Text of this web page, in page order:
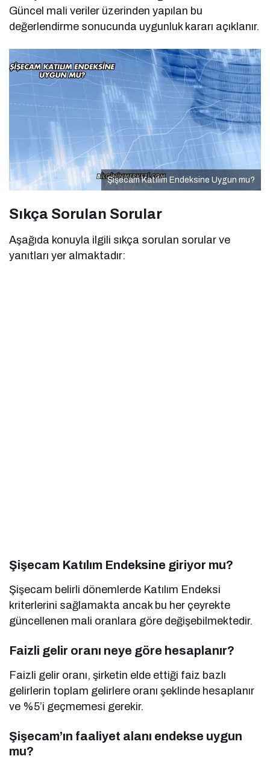
Güncel mali veriler üzerinden yapılan bu
değerlendirme sonucunda uygunluk kararı açıklanır.
Şişecam Katılım Endeksine Uygun mu?
Sıkça Sorulan Sorular
Aşağıda konuyla ilgili sıkça sorulan sorular ve
yanıtları yer almaktadır:
Şişecam Katılım Endeksine giriyor mu?
Şişecam belirli dönemlerde Katılım Endeksi
kriterlerini sağlamakta ancak bu her çeyrekte
güncellenen mali oranlara göre değişebilmektedir.
Faizli gelir oranı neye göre hesaplanır?
Faizli gelir oranı, şirketin elde ettiği faiz bazlı
gelirlerin toplam gelirlere oranı şeklinde hesaplanır
ve %5’i geçmemesi gerekir.
Şişecam’ın faaliyet alanı endekse uygun
mu?